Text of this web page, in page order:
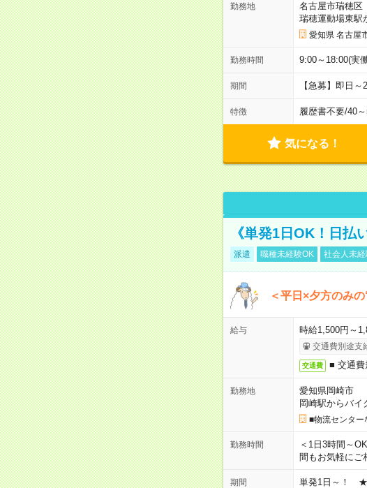
勤務地
名古屋市瑞穂区
瑞穂運動場東駅
愛知県 名古屋
勤務時間 9:00～18:00(実
期間 【急募】即日
特徴 履歴書不要/40
気になる！
《単発1日OK！日払
派遣 職種未経験OK 社会人未経
＜平日×夕方のみ
給与 時給1,500円～
交通費別途支
交通費 ■ 交通
勤務地
愛知県岡崎市
岡崎駅からバイ
■物流センタ
勤務時間
＜1日3時間～
間もお気軽にご
期間 単発1日～！ ★